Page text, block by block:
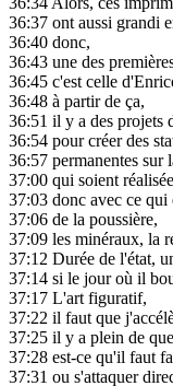
36:37 ont aussi grandi
36:40 donc,
36:43 une des
36:45 c'est celle
36:48 à partir de ça,
36:51 il y a des projets
36:54 pour créer des
36:57 permanentes sur
37:00 qui soient
37:03 donc avec ce qui
37:06 de la poussière,
37:09 les minéraux, la
37:12 Durée de l'état,
37:14 si le jour où il
37:17 L'art figuratif,
37:22 il faut que
37:25 il y a plein de
37:28 est-ce qu'il faut
37:31 ou s'attaquer